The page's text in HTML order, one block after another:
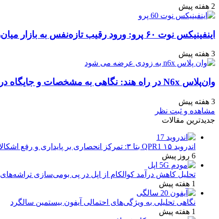
2 هفته پیش
اینفینیکس نوت ۶۰ پرو: ورود رقیب تازه‌نفس به بازار میان‌رده هند
3 هفته پیش
وان‌پلاس N6x در راه هند: نگاهی به مشخصات و جایگاه در بازار
3 هفته پیش
مشاهده و ثبت نظر
جدیدترین مقالات
اندروید ۱۵ QPR1 بتا ۳: تمرکز انحصاری بر پایداری و رفع اشکالات
6 روز پیش
تحلیل کاهش درآمد کوالکام از اپل در پی بومی‌سازی
1 هفته پیش
نگاهی تحلیلی به ویژگی‌های احتمالی آیفون بیستمین سالگرد
1 هفته پیش